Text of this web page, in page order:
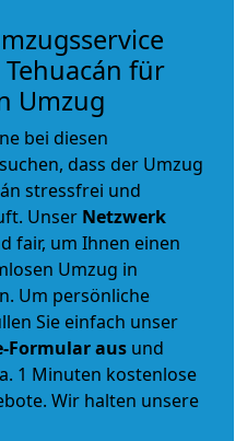
für
Umzug
bei diesen
dass der Umzug
stressfrei und
Unser Netzwerk
fair, um Ihnen einen
Umzug in
Um persönliche
Sie einfach unser
Formular aus und
1 Minuten kostenlose
Wir halten unsere